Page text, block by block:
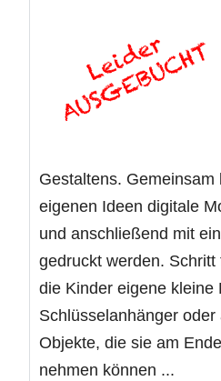
Gestaltens.
eigenen Ideen digitale
und anschließend mit
gedruckt werden.
die Kinder eigene kleine
Schlüsselanhänger
Objekte, die sie am
nehmen können ...